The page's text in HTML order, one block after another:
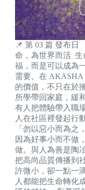
📌 第 03 篇 發布日
命，為世界而活 生
福，而是可以成為
需要。在
的價值，不只在於
所學帶回家庭，緩
有人把體驗帶入職
人在社區裡發起行
「勿以惡小而為
因為好事小而不做
做。與人為善是陶
把高尚品質傳播到
許微小，卻一點一
人都能把生命轉化